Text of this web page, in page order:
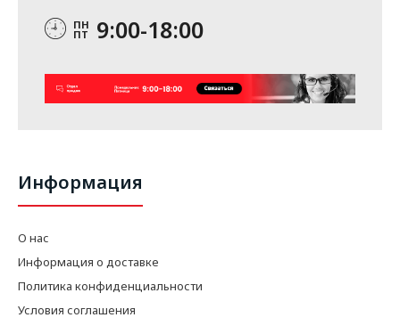
ПН
ПТ 9:00-18:00
Информация
О нас
Информация о доставке
Политика конфиденциальности
Условия соглашения